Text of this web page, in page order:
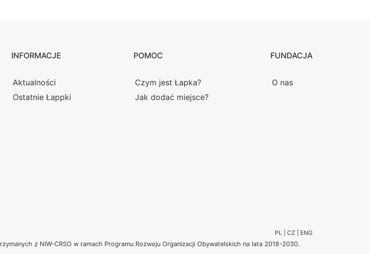
INFORMACJE
Aktualności
Ostatnie Łappki
POMOC
Czym jest Łapka?
Jak dodać miejsce?
FUNDACJA
O nas
PL | CZ | ENG
z NIW-CRSO w ramach Programu Rozwoju Organizacji Obywatelskich na lata 2018-2030.